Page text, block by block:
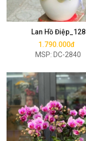
Lan Hồ Điệp_128
1.790.000đ
MSP: DC-2840
Mua ngay